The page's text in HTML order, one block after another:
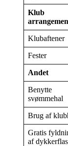
Klub
Klubaftener
Fester
Andet
Benytte
svømmehal
Brug af
Gratis
af